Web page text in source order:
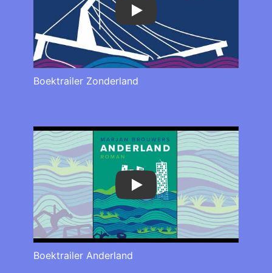
Play
Boektrailer Zonderland
Play
Boektrailer Anderland